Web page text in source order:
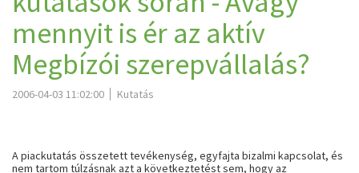
mennyit is ér az aktív
Megbízói szerepvállalás?
2006-04-03 11:02:00 Kutatás
A piackutatás összetett tevékenység, egyfajta bizalmi kapcsolat, és
nem tartom túlzásnak azt a következtetést sem, hogy az